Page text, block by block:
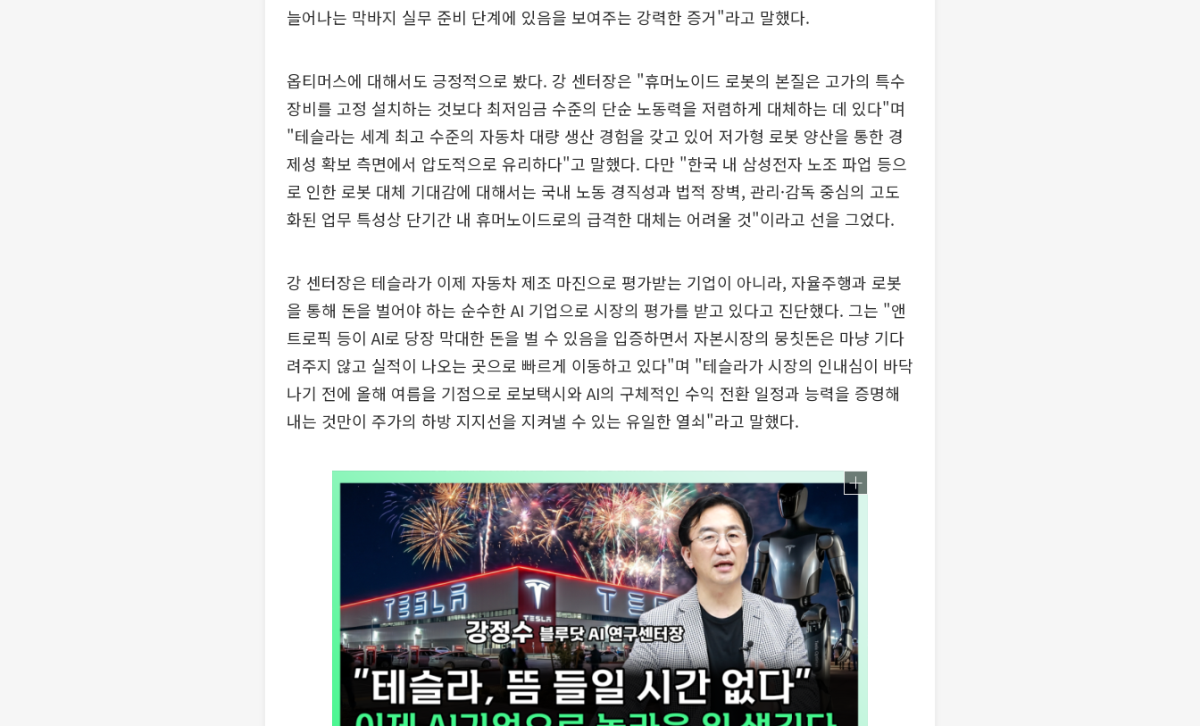
늘어나는 막바지 실무 준비 단계에 있음을 보여주는 강력한 증거"라고 말했다.
옵티머스에 대해서도 긍정적으로 봤다. 강 센터장은 "휴머노이드 로봇의 본질은 고가의 특수
장비를 고정 설치하는 것보다 최저임금 수준의 단순 노동력을 저렴하게 대체하는 데 있다"며
"테슬라는 세계 최고 수준의 자동차 대량 생산 경험을 갖고 있어 저가형 로봇 양산을 통한 경
제성 확보 측면에서 압도적으로 유리하다"고 말했다. 다만 "한국 내 삼성전자 노조 파업 등으
로 인한 로봇 대체 기대감에 대해서는 국내 노동 경직성과 법적 장벽, 관리·감독 중심의 고도
화된 업무 특성상 단기간 내 휴머노이드로의 급격한 대체는 어려울 것"이라고 선을 그었다.
강 센터장은 테슬라가 이제 자동차 제조 마진으로 평가받는 기업이 아니라, 자율주행과 로봇
을 통해 돈을 벌어야 하는 순수한 AI 기업으로 시장의 평가를 받고 있다고 진단했다. 그는 "앤
트로픽 등이 AI로 당장 막대한 돈을 벌 수 있음을 입증하면서 자본시장의 뭉칫돈은 마냥 기다
려주지 않고 실적이 나오는 곳으로 빠르게 이동하고 있다"며 "테슬라가 시장의 인내심이 바닥
나기 전에 올해 여름을 기점으로 로보택시와 AI의 구체적인 수익 전환 일정과 능력을 증명해
내는 것만이 주가의 하방 지지선을 지켜낼 수 있는 유일한 열쇠"라고 말했다.